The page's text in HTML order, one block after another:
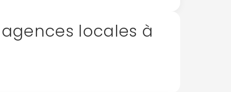
agences locales à